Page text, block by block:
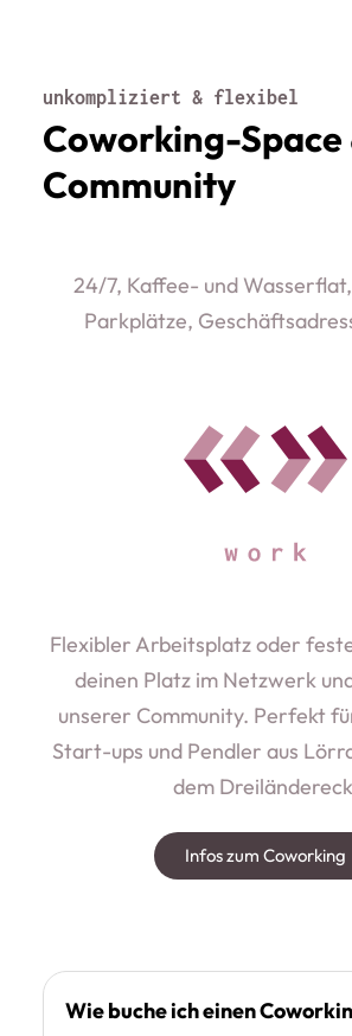
unkompliziert & flexibel
Coworking-Space
Community
24/7, Kaffee- und
Parkplätze,
Flexibler Arbeitsplatz oder
deinen Platz im Netzwerk
unserer Community. Perfekt
Start-ups und Pendler aus
dem
Infos zum Coworking
Wie buche ich einen